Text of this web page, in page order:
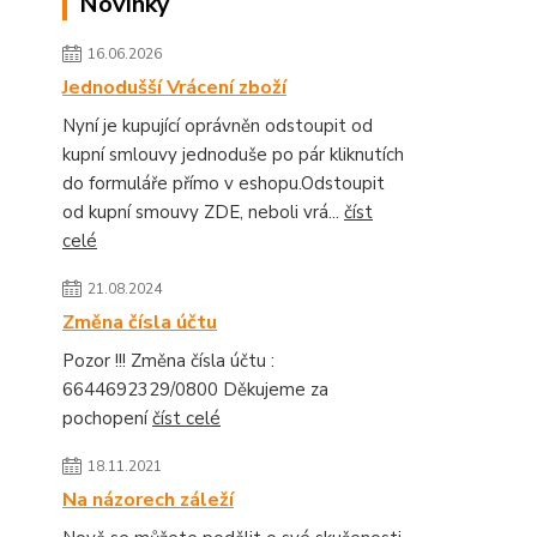
16.06.2026
Jednodušší Vrácení zboží
Nyní je kupující oprávněn odstoupit od
kupní smlouvy jednoduše po pár kliknutích
do formuláře přímo v eshopu.Odstoupit
od kupní smouvy ZDE, neboli vrá... číst
celé
21.08.2024
Změna čísla účtu
Pozor !!! Změna čísla účtu :
6644692329/0800 Děkujeme za
pochopeníčíst celé
18.11.2021
Na názorech záleží